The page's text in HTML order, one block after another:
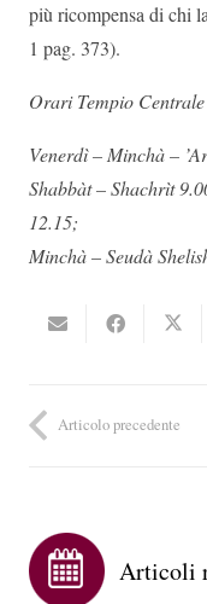
più ricompensa di chi
1 pag. 373).
Orari Tempio Centrale
Venerdì – Minchà –
Shabbàt – Shachrìt
12.15;
Minchà – Seudà
Articolo precedente
Articoli